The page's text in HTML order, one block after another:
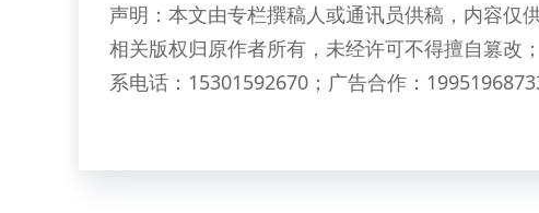
声明：本文由专栏撰稿人或通讯员供稿，内容仅
相关版权归原作者所有，未经许可不得擅自篡改
系电话：15301592670；广告合作：19951968733